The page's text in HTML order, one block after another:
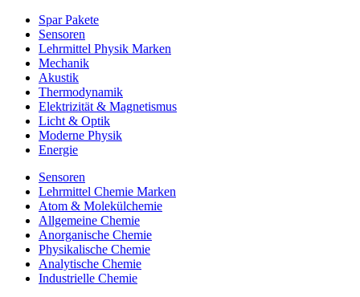
Spar Pakete
Sensoren
Lehrmittel Physik Marken
Mechanik
Akustik
Thermodynamik
Elektrizität & Magnetismus
Licht & Optik
Moderne Physik
Energie
Sensoren
Lehrmittel Chemie Marken
Atom & Molekülchemie
Allgemeine Chemie
Anorganische Chemie
Physikalische Chemie
Analytische Chemie
Industrielle Chemie